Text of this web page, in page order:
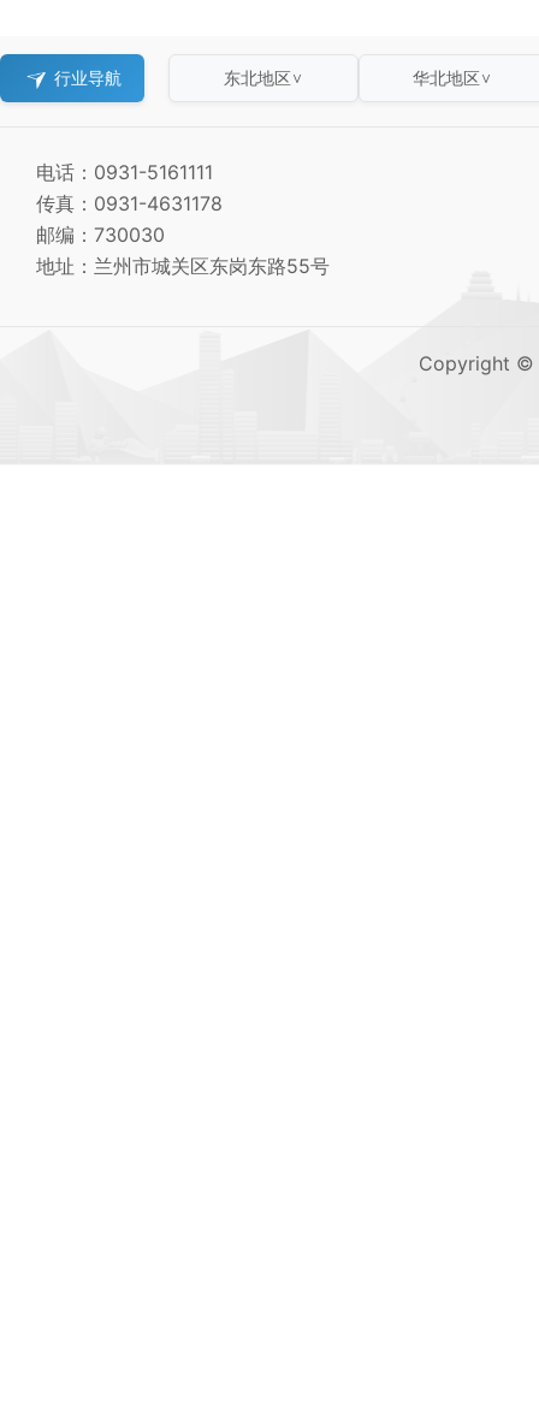
行业导航 东北地区 ∨ 华北地区 ∨
电话：0931-5161111
传真：0931-4631178
邮编：730030
地址：兰州市城关区东岗东路55号
Copyright ©